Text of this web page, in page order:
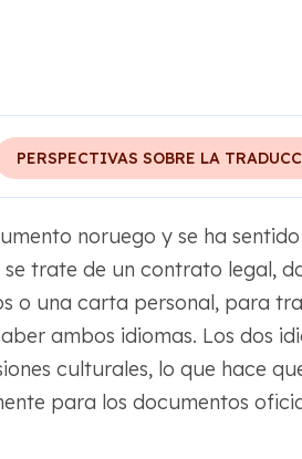
PERSPECTIVAS SOBRE LA
noruego y se ha
trate de un contrato legal,
o una carta personal, para
ambos idiomas. Los dos
culturales, lo que hace
para los documentos